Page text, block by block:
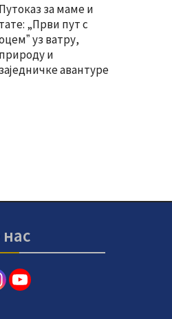
Путоказ за маме и
тате: „Први пут с
уз ватру,
природу и
заједничке авантуре